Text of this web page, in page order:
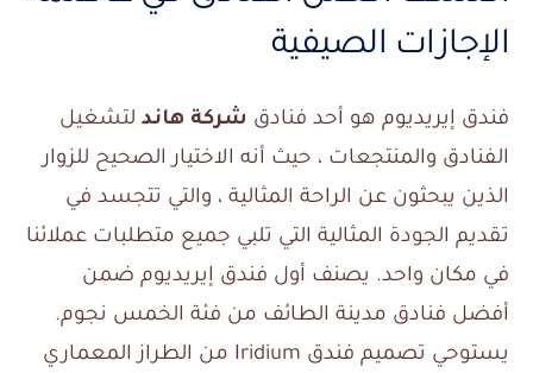
الإجازات الصيفية
فندق إيريديوم هو أحد فنادق شركة هاند لتشغيل
الفنادق والمنتجعات ، حيث أنه الاختيار الصحيح للزوار
الذين يبحثون عن الراحة المثالية ، والتي تتجسد في
تقديم الجودة المثالية التي تلبي جميع متطلبات عملائنا
في مكان واحد. يصنف أول فندق إيريديوم ضمن
أفضل فنادق مدينة الطائف من فئة الخمس نجوم.
يستوحي تصميم فندق Iridium من الطراز المعماري